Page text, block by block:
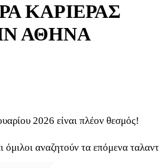
ΚΑΡΙΕΡΑΣ
ΑΘΗΝΑ
2026 είναι πλέον θεσμός!
αναζητούν τα επόμενα